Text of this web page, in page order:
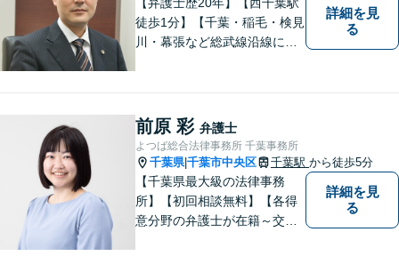
徒歩1分】【千葉・稲毛・検見
川・幕張など総武線沿線にお
などお気軽にお問い合わせく
ださい【個人／企業いずれも
対応実績あり】
詳細を見
る
前原 彩 弁護士
よつば総合法律事務所 千葉事務所
千葉県|千葉市中央区 千葉駅 から徒歩5分
【千葉県最大級の法律事務
所】【初回相談無料】【各得
意分野の弁護士が在籍～交通
詳細を見
る